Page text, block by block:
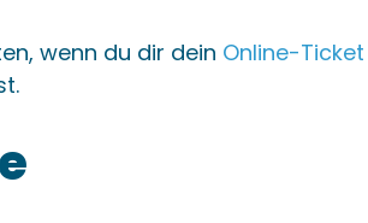
wenn du dir dein Online-